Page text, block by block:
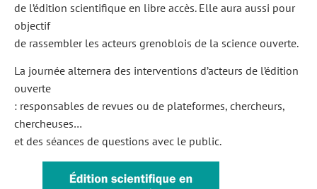
de l’édition scientifique en libre accès. Elle aura aussi pour
objectif
de rassembler les acteurs grenoblois de la science ouverte.
La journée alternera des interventions d’acteurs de l’édition
ouverte
: responsables de revues ou de plateformes, chercheurs,
chercheuses…
et des séances de questions avec le public.